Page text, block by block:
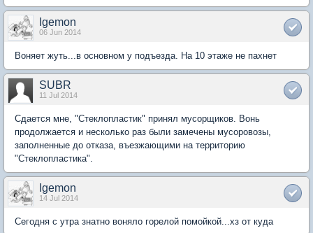
Igemon
06 Jun 2014
Воняет жуть...в основном у подъезда. На 10 этаже не пахнет
SUBR
11 Jul 2014
Сдается мне, "Стеклопластик" принял мусорщиков. Вонь
продолжается и несколько раз были замечены мусоровозы,
заполненные до отказа, въезжающими на территорию
"Стеклопластика".
Igemon
14 Jul 2014
Сегодня с утра знатно воняло горелой помойкой...хз от куда